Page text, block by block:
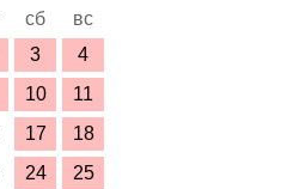
сб
вс
3
4
10
11
17
18
24
25